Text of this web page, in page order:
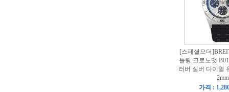
[스페셜오더
틀링 크로노맷
러버 실버 다이얼
2mm
가격 :